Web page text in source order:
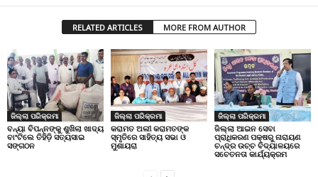
RELATED ARTICLES MORE FROM AUTHOR
ଜିଲ୍ଲା ପରିକ୍ରମା
ବନ୍ୟା ବିପନ୍ନଙ୍କୁ ଶୁଖିଲା ଖାଦ୍ୟ
ବାଂଟିଲେ ତିହିଡି଼ ସତ୍ୟସାଇ
ସଙ୍ଗଠନ
ଜିଲ୍ଲା ପରିକ୍ରମା
କରାମତ ଅଲୀ କରାମତଙ୍କ
ସ୍ମୃତିରେ ସାହିତ୍ୟ ସଭା ଓ
ମୁଶାୟରା
ଜିଲ୍ଲା ପରିକ୍ରମା
ଜିଲ୍ଲା ଆଇନ ସେବା
ପ୍ରାଧିକରଣ ପକ୍ଷରୁ ନାରାୟଣ
ଚନ୍ଦ୍ର ଉଚ୍ଚ ବିଦ୍ୟାଳୟରେ
ସଚେତନତା କାର୍ଯ୍ୟକ୍ରମ